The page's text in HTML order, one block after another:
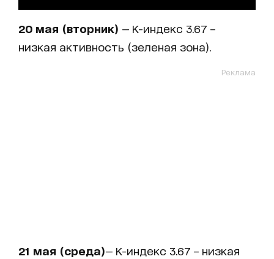
20 мая (вторник) — K-индекс 3.67 –
низкая активность (зеленая зона).
Реклама
21 мая (среда)— K-индекс 3.67 – низкая